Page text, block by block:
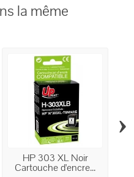
la même
HP 303 XL Noir
Cartouche d'encre...
›